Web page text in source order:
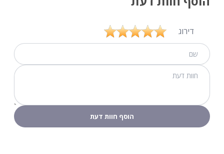
$.getScript('https://apps.elfsight.com/p/platform.js'),
5000);
הוסף חוות דעת
דירוג